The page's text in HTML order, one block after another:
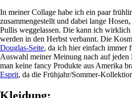
In meiner Collage habe ich ein paar
zusammengestellt und dabei lange
Pullis weggelassen. Die kann ich wirklich
werden in den Herbst verbannt. Die
Douglas-Seite, da ich hier einfach immer
Auswahl meiner Meinung nach auf jeden
man keine fancy Produkte aus Amerika
Esprit, da die Frühjahr/Sommer-
Kleidung: